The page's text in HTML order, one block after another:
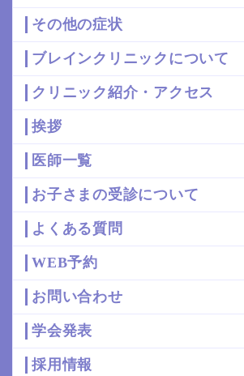
その他の症状
ブレインクリニックについて
クリニック紹介・アクセス
挨拶
医師一覧
お子さまの受診について
よくある質問
WEB予約
お問い合わせ
学会発表
採用情報